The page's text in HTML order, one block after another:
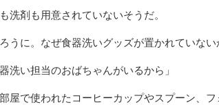
洗剤も用意されていないそうだ。
うに。なぜ食器洗いグッズが置かれていない
洗い担当のおばちゃんがいるから」
屋で使われたコーヒーカップやスプーン、フ